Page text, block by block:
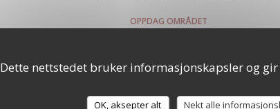
Dette nettstedet bruker informasjonskapsler og
OK, aksepter alt Nekt alle
OPPDAG OMRÅDET